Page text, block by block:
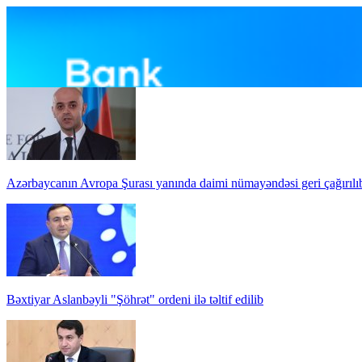
Azərbaycanın Avropa Şurası yanında daimi nümayəndəsi geri
Bəxtiyar Aslanbəyli "Şöhrət" ordeni ilə təltif edilib